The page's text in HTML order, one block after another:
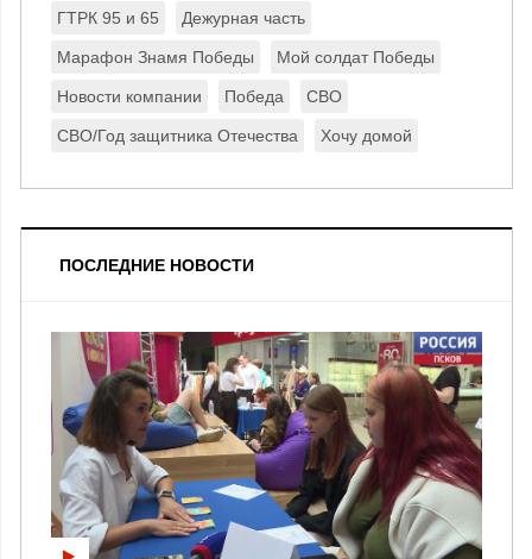
ГТРК 95 и 65 Дежурная часть
Марафон Знамя Победы Мой солдат Победы
Новости компании Победа СВО
СВО/Год защитника Отечества Хочу домой
ПОСЛЕДНИЕ НОВОСТИ